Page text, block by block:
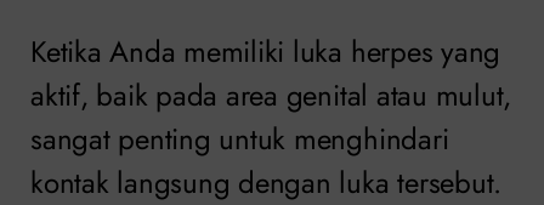
Ketika Anda memiliki luka herpes yang
aktif, baik pada area genital atau mulut,
sangat penting untuk menghindari
kontak langsung dengan luka tersebut.